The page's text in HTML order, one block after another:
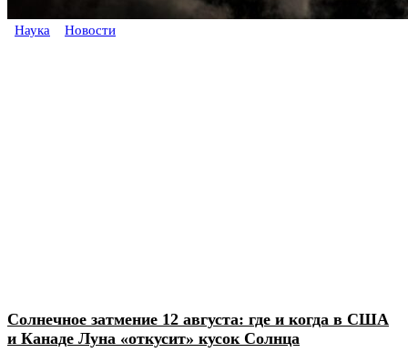
Наука Новости
Солнечное затмение 12 августа: где и когда в США
и Канаде Луна «откусит» кусок Солнца